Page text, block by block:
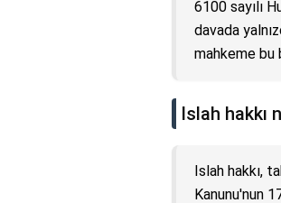
6100 sayılı
davada
mahkeme bu
Islah hakkı
Islah hakkı,
Kanunu'nun